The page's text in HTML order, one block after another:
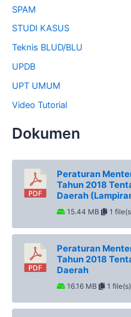
SPAM
STUDI KASUS
Teknis BLUD/BLU
UPDB
UPT UMUM
Video Tutorial
Dokumen
Peraturan
Tahun 2018
Daerah
15.44 MB 1
Peraturan
Tahun 2018
Daerah
16.16 MB 1 file(s)